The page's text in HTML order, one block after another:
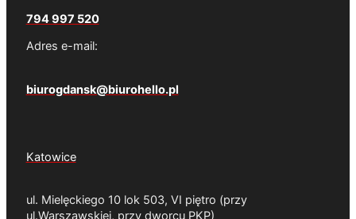
794 997 520
Adres e-mail:
biurogdansk@biurohello.pl
Katowice
ul. Mielęckiego 10 lok 503, VI piętro (przy
ul.Warszawskiej, przy dworcu PKP)